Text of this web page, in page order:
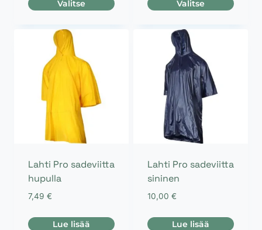
Valitse
tuotteella
useampi
muunnelma.
Voit
tehdä
valinnat
tuotteen
Valitse
tuotteella
useampi
muunnelma.
Voit
tehdä
valinnat
tuotteen
Lahti Pro sadeviitta
hupulla
7,49 €
Lue lisää
Lahti Pro sadeviitta
sininen
10,00 €
Lue lisää